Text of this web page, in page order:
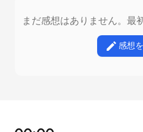
まだ感想はありません。最
感想